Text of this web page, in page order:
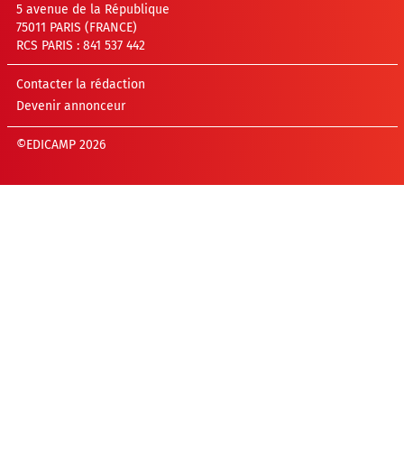
5 avenue de la République
75011 PARIS (FRANCE)
RCS PARIS : 841 537 442
Contacter la rédaction
Devenir annonceur
©EDICAMP 2026